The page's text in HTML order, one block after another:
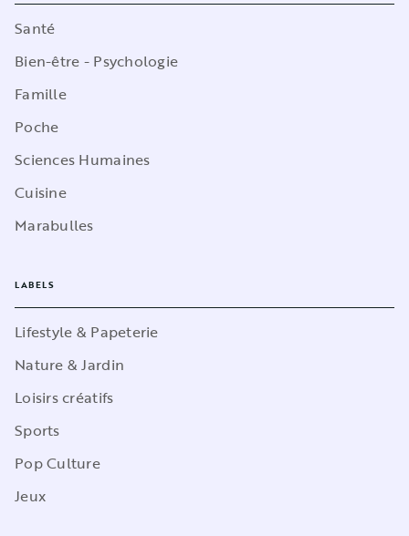
Santé
Bien-être - Psychologie
Famille
Poche
Sciences Humaines
Cuisine
Marabulles
LABELS
Lifestyle & Papeterie
Nature & Jardin
Loisirs créatifs
Sports
Pop Culture
Jeux